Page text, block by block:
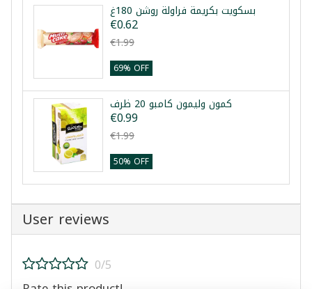
بسكويت بكريمة فراولة روشن 180غ
€0.62
€1.99
69% OFF
كمون وليمون كامبو 20 ظرف
€0.99
€1.99
50% OFF
User reviews
0/5